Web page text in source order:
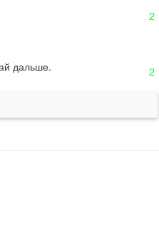
2
дальше. 2